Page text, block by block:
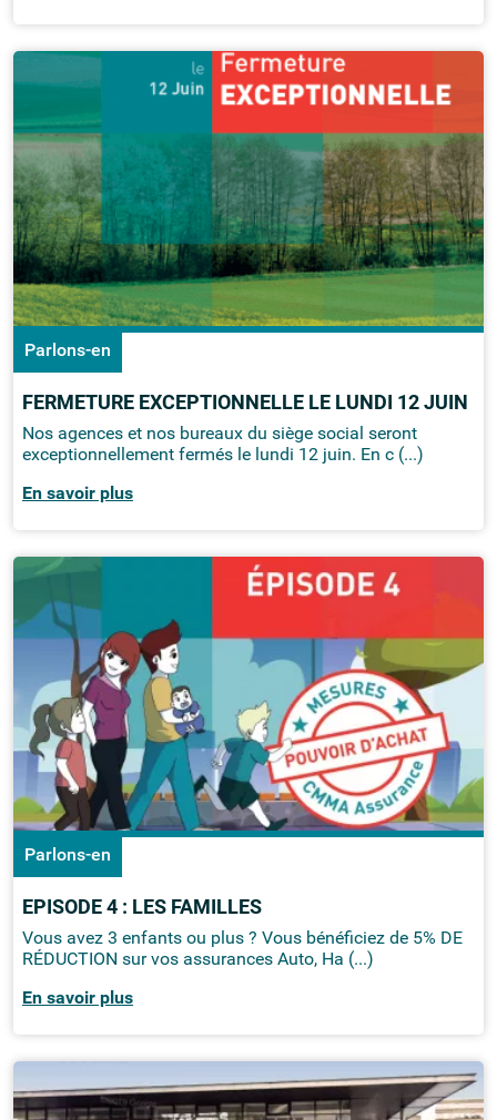
Parlons-en
FERMETURE EXCEPTIONNELLE LE LUNDI 12 JUIN
Nos agences et nos bureaux du siège social seront
exceptionnellement fermés le lundi 12 juin. En c (...)
En savoir plus
Parlons-en
EPISODE 4 : LES FAMILLES
Vous avez 3 enfants ou plus ? Vous bénéficiez de 5% DE
RÉDUCTION sur vos assurances Auto, Ha (...)
En savoir plus